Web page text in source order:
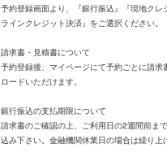
予約登録画面より、『銀行振込』『現地クレ
ラインクレジット決済』をご選択ください。
請求書・見積書について
予約登録後、マイページにて予約ごとに請求
ロードいただけます。
銀行振込の支払期限について
請求書のご確認の上、ご利用日の2週間前ま
込み下さい。金融機関休業日の場合は繰り上